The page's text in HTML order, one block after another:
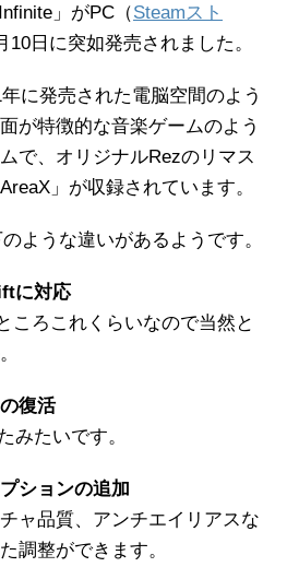
」がPC（Steamスト
10日に突如発売されました。
に発売された電脳空間のよう
が特徴的な音楽ゲームのよう
で、オリジナルRezのリマス
」が収録されています。
ような違いがあるようです。
に対応
ころこれくらいなので当然と
復活
みたいです。
ションの追加
ャ品質、アンチエイリアスな
調整ができます。